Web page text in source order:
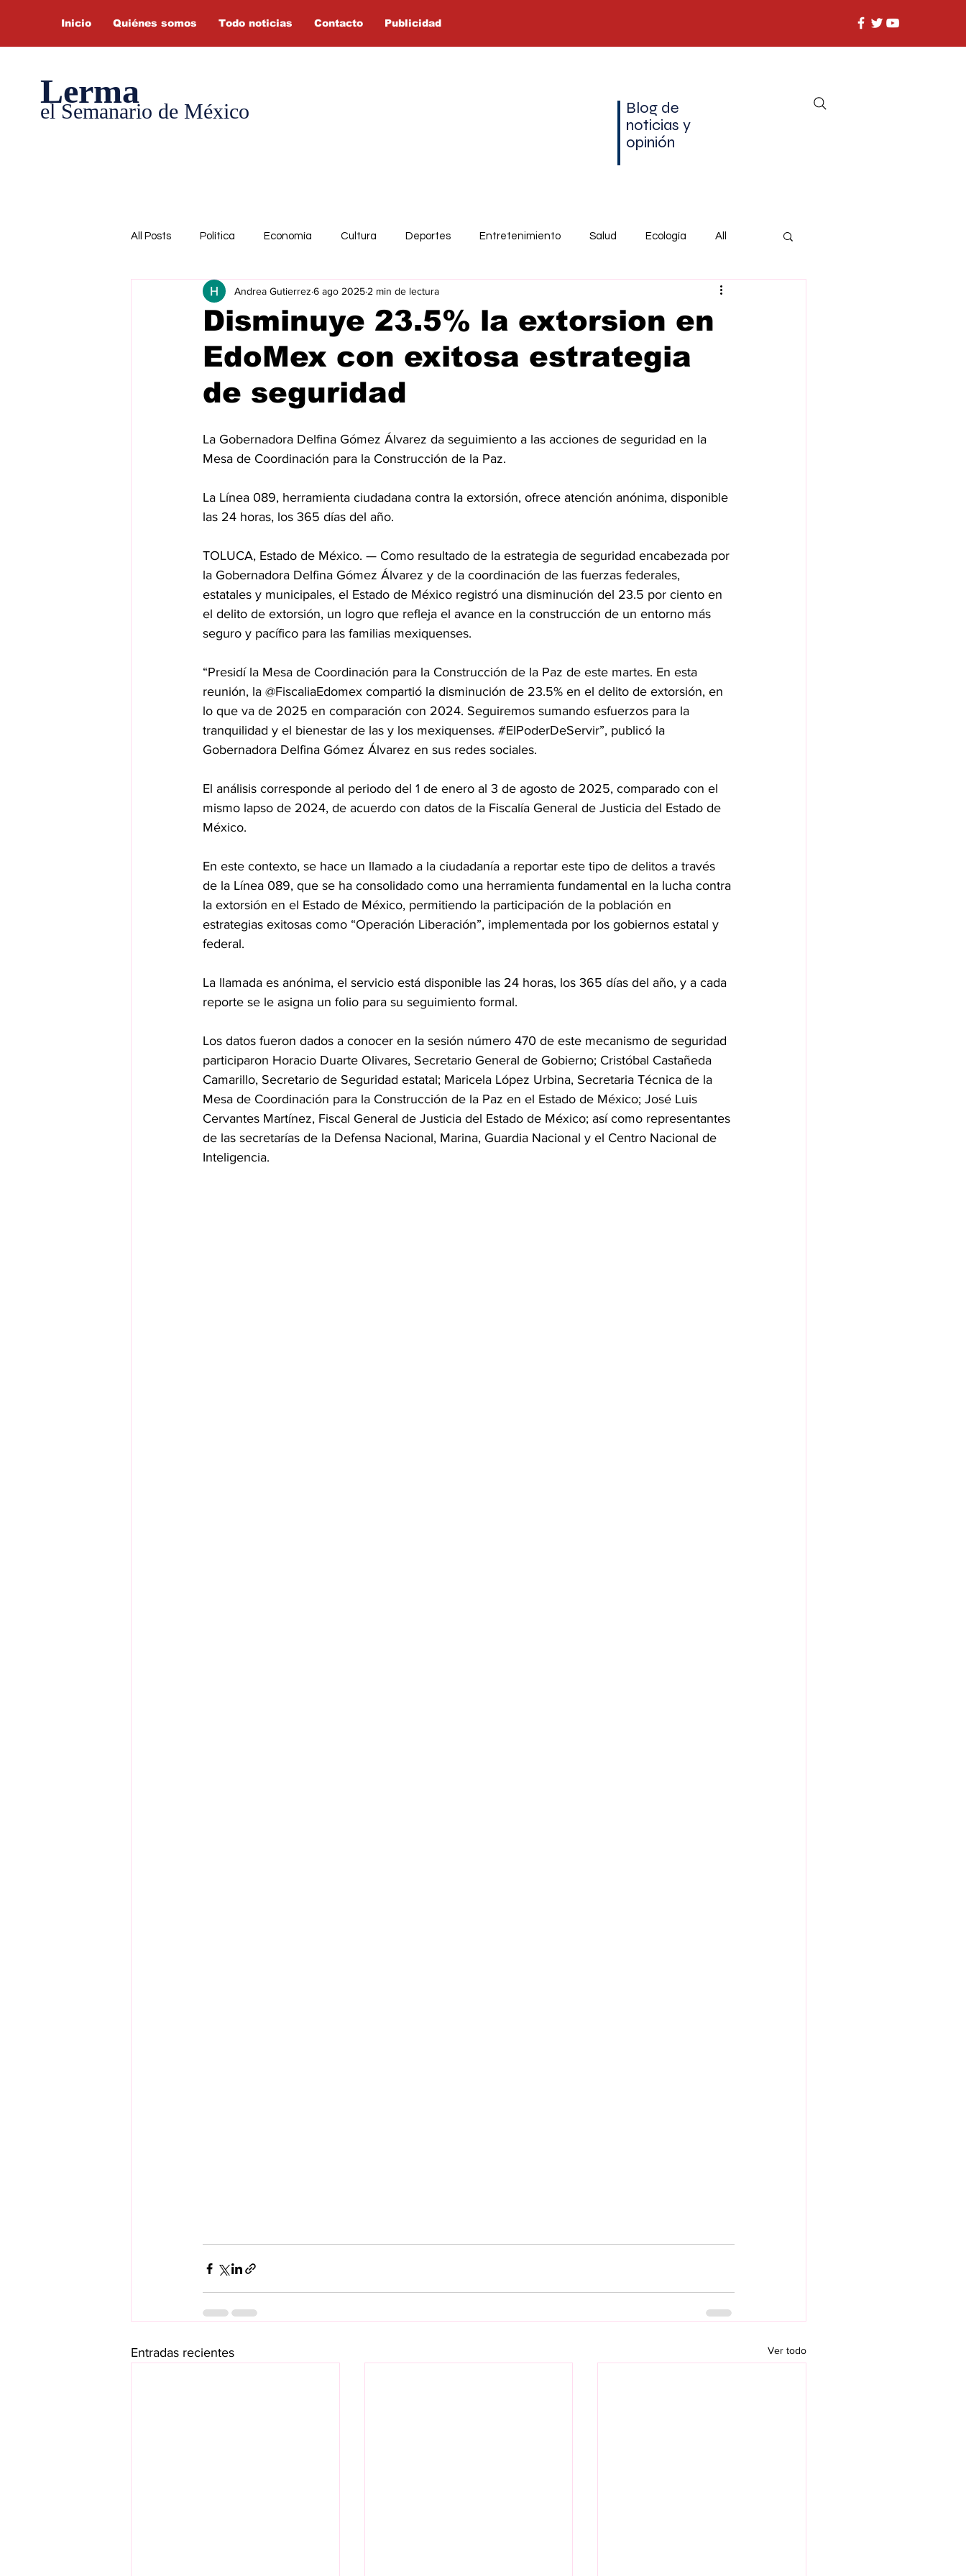
Inicio Quiénes somos Todo noticias Contacto Publicidad
Lerma
el Semanario de México
Blog de
noticias y
opinión
All Posts Política Economía Cultura Deportes Entretenimiento Salud Ecología All
Disminuye 23.5% la extorsion en
EdoMex con exitosa estrategia
de seguridad
Andrea Gutierrez 6 ago 2025 2 min de lectura
La Gobernadora Delfina Gómez Álvarez da seguimiento a las acciones de seguridad en la
Mesa de Coordinación para la Construcción de la Paz.
La Línea 089, herramienta ciudadana contra la extorsión, ofrece atención anónima, disponible
las 24 horas, los 365 días del año.
TOLUCA, Estado de México. — Como resultado de la estrategia de seguridad encabezada por
la Gobernadora Delfina Gómez Álvarez y de la coordinación de las fuerzas federales,
estatales y municipales, el Estado de México registró una disminución del 23.5 por ciento en
el delito de extorsión, un logro que refleja el avance en la construcción de un entorno más
seguro y pacífico para las familias mexiquenses.
“Presidí la Mesa de Coordinación para la Construcción de la Paz de este martes. En esta
reunión, la @FiscaliaEdomex compartió la disminución de 23.5% en el delito de extorsión, en
lo que va de 2025 en comparación con 2024. Seguiremos sumando esfuerzos para la
tranquilidad y el bienestar de las y los mexiquenses. #ElPoderDeServir”, publicó la
Gobernadora Delfina Gómez Álvarez en sus redes sociales.
El análisis corresponde al periodo del 1 de enero al 3 de agosto de 2025, comparado con el
mismo lapso de 2024, de acuerdo con datos de la Fiscalía General de Justicia del Estado de
México.
En este contexto, se hace un llamado a la ciudadanía a reportar este tipo de delitos a través
de la Línea 089, que se ha consolidado como una herramienta fundamental en la lucha contra
la extorsión en el Estado de México, permitiendo la participación de la población en
estrategias exitosas como “Operación Liberación”, implementada por los gobiernos estatal y
federal.
La llamada es anónima, el servicio está disponible las 24 horas, los 365 días del año, y a cada
reporte se le asigna un folio para su seguimiento formal.
Los datos fueron dados a conocer en la sesión número 470 de este mecanismo de seguridad
participaron Horacio Duarte Olivares, Secretario General de Gobierno; Cristóbal Castañeda
Camarillo, Secretario de Seguridad estatal; Maricela López Urbina, Secretaria Técnica de la
Mesa de Coordinación para la Construcción de la Paz en el Estado de México; José Luis
Cervantes Martínez, Fiscal General de Justicia del Estado de México; así como representantes
de las secretarías de la Defensa Nacional, Marina, Guardia Nacional y el Centro Nacional de
Inteligencia.
Entradas recientes Ver todo